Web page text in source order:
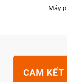
Máy
CAM KẾT